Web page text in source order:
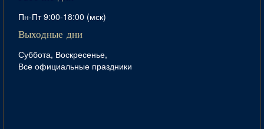
Пн-Пт 9:00-18:00 (мск)
Выходные дни
Суббота, Воскресенье,
Все официальные праздники